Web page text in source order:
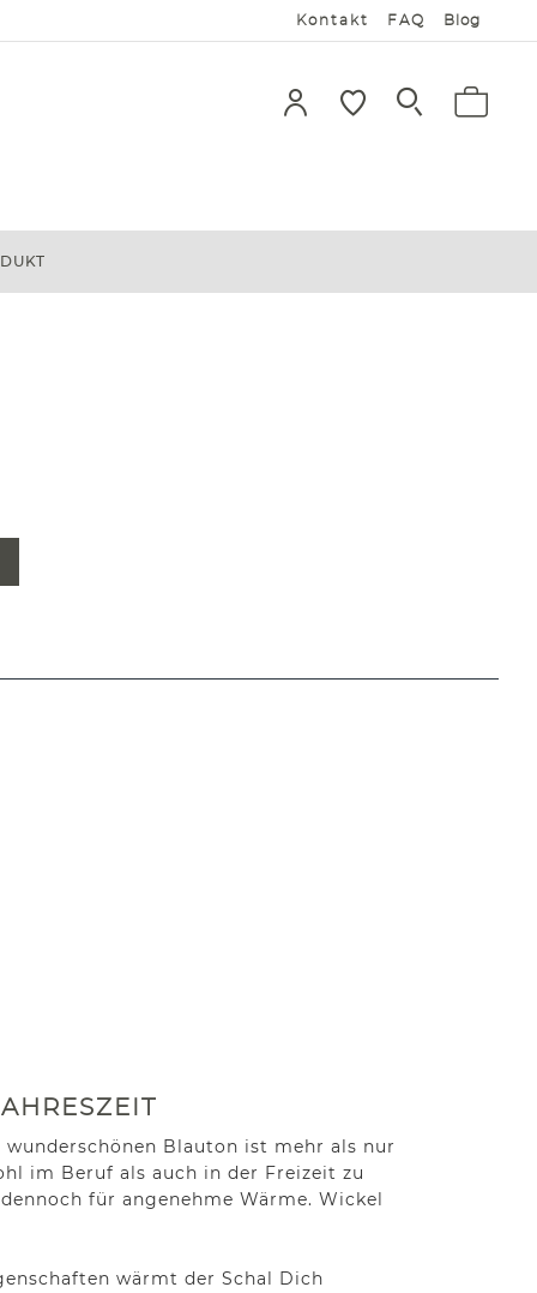
Kontakt FAQ Blog
Blauton ist mehr als nur
im Beruf als auch in der Freizeit zu
für angenehme Wärme. Wickel
wärmt der Schal Dich